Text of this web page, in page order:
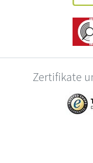
Zertifikate